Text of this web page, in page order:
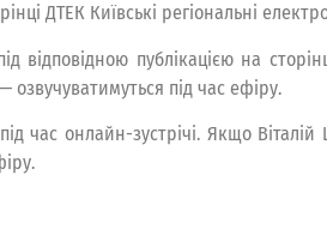
ДТЕК Київські регіональні
публікацією на
озвучуватимуться під час ефіру.
час онлайн-зустрічі. Якщо